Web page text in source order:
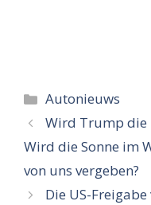
Categorieën
Autonieuws
Wird Trump die
Wird die Sonne im
von uns vergeben?
Die US-